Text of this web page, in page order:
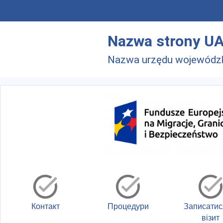
Nazwa strony
Nazwa urzędu
Контакт Процедури
візит